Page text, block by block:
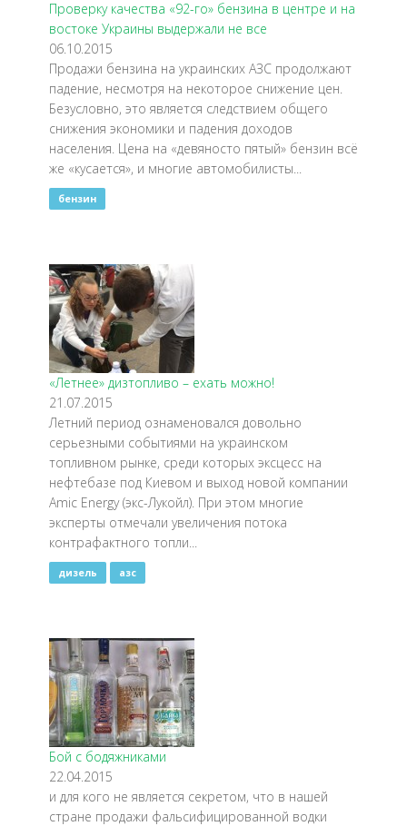
Проверку качества «92-го» бензина в центре и на
востоке Украины выдержали не все
06.10.2015
​Продажи бензина на украинских АЗС продолжают
падение, несмотря на некоторое снижение цен.
Безусловно, это является следствием общего
снижения экономики и падения доходов
населения. Цена на «девяносто пятый» бензин всё
же «кусается», и многие автомобилисты...
бензин
«Летнее» дизтопливо – ехать можно!
21.07.2015
Летний период ознаменовался довольно
серьезными событиями на украинском
топливном рынке, среди которых эксцесс на
нефтебазе под Киевом и выход новой компании
Amic Energy (экс-Лукойл). При этом многие
эксперты отмечали увеличения потока
контрафактного топли...
дизель азс
Бой с бодяжниками
22.04.2015
и для кого не является секретом, что в нашей
стране продажи фальсифицированной водки